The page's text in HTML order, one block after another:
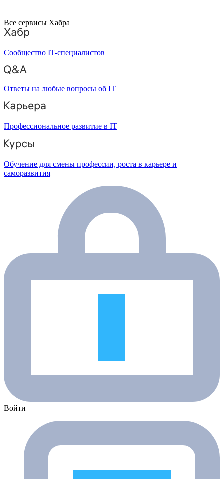
Все сервисы Хабра
Сообщество IT-специалистов
Ответы на любые вопросы об IT
Профессиональное развитие в IT
Обучение для смены профессии, роста в карьере и
саморазвития
Войти